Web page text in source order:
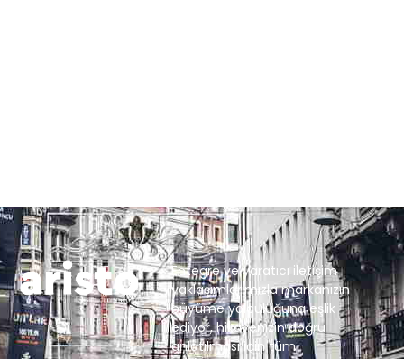
Entegre ve yaratıcı iletişim
yaklaşımlarımızla markanızın
büyüme yolculuğuna eşlik
ediyor, hikayenizin doğru
anlatılması için tüm